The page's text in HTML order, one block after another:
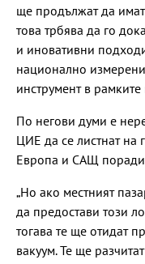
ще продължат да
това трбява да го
и иновативни
национално
инструмент в
По негови думи е
ЦИЕ да се листнат на
Европа и САЩ поради
„Но ако местният
да предостави този
тогава те ще отидат
вакуум. Те ще